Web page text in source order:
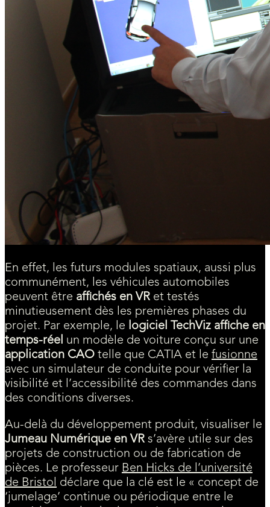
En effet, les futurs modules spatiaux, aussi plus
communément, les véhicules automobiles
peuvent être affichés en VR et testés
minutieusement dès les premières phases du
projet. Par exemple, le logiciel TechViz affiche en
temps-réel un modèle de voiture conçu sur une
application CAO telle que CATIA et le fusionne
avec un simulateur de conduite pour vérifier la
visibilité et l’accessibilité des commandes dans
des conditions diverses.
Au-delà du développement produit, visualiser le
Jumeau Numérique en VR s’avère utile sur des
projets de construction ou de fabrication de
pièces. Le professeur Ben Hicks de l’université
de Bristol déclare que la clé est le « concept de
‘jumelage’ continue ou périodique entre le